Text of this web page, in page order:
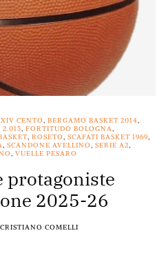
CENTO, BERGAMO BASKET 2014,
2.015, FORTITUDO BOLOGNA,
, ROSETO, SCAFATI BASKET 1969,
, SCANDONE AVELLINO, SERIE A2,
, VUELLE PESARO
protagoniste
2025-26
CRISTIANO COMELLI